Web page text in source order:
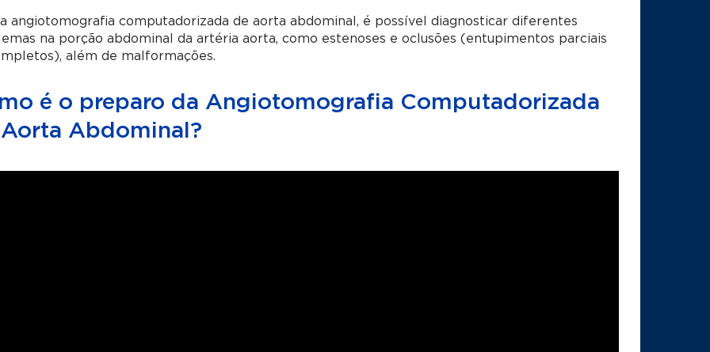
angiotomografia computadorizada de aorta abdominal, é possível diagnosticar diferentes
na porção abdominal da artéria aorta, como estenoses e oclusões (entupimentos parciais
além de malformações.
é o preparo da Angiotomografia Computadorizada
Abdominal?